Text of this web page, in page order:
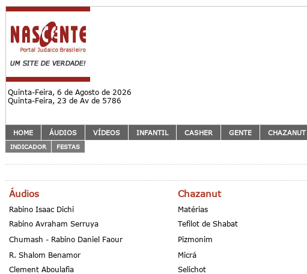
Quinta-Feira, 6 de Agosto de 2026
Quinta-Feira, 23 de Av de 5786
HOME ÁUDIOS VÍDEOS INFANTIL CASHER GENTE CHAZANUT
INDICADOR FESTAS
Áudios Chazanut
Rabino Isaac Dichi Matérias
Rabino Avraham Serruya
Tefilot de Shabat
Chumash - Rabino Daniel Faour
Pizmonim
R. Shalom Benamor
Micrá
Clement Aboulafia
Selichot